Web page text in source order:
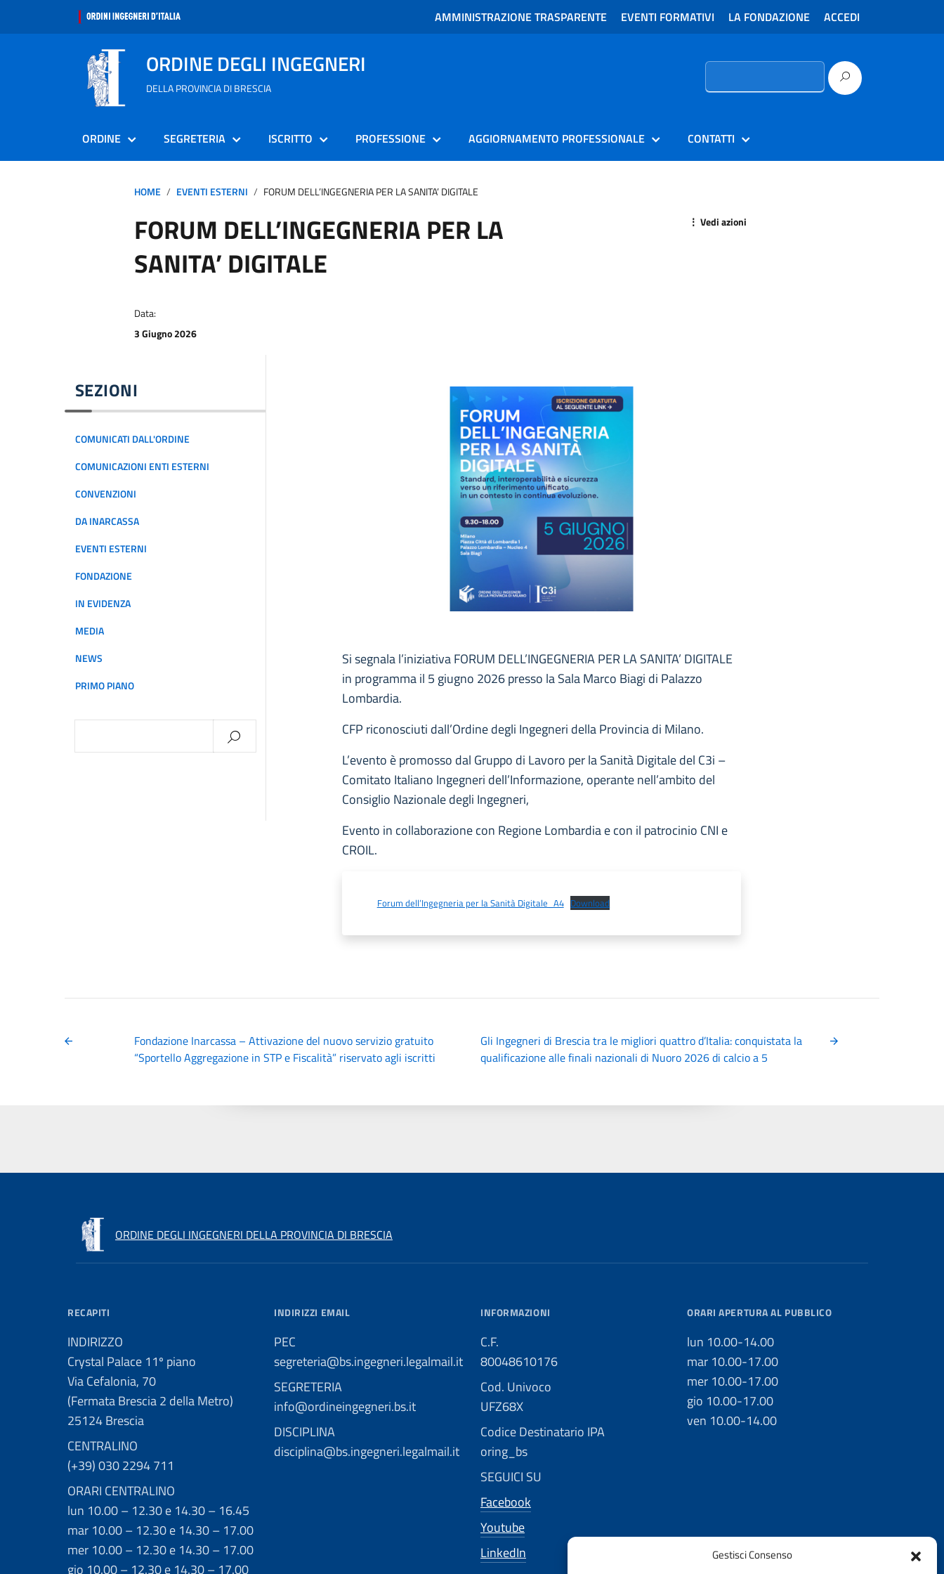
Gestisci Consenso
AMMINISTRAZIONE TRASPARENTE EVENTI FORMATIVI LA FONDAZIONE ACCEDI
ORDINE DEGLI INGEGNERI
DELLA PROVINCIA DI BRESCIA
Ricerca
ORDINE SEGRETERIA ISCRITTO PROFESSIONE AGGIORNAMENTO PROFESSIONALE CONTATTI
HOME EVENTI ESTERNI FORUM DELL’INGEGNERIA PER LA SANITA’ DIGITALE
FORUM DELL’INGEGNERIA PER LA
SANITA’ DIGITALE
⋮ Vedi azioni
Data:
3 Giugno 2026
SEZIONI
COMUNICATI DALL'ORDINE
COMUNICAZIONI ENTI ESTERNI
CONVENZIONI
DA INARCASSA
EVENTI ESTERNI
FONDAZIONE
IN EVIDENZA
MEDIA
NEWS
PRIMO PIANO
per:
Si segnala l’iniziativa FORUM DELL’INGEGNERIA PER LA SANITA’ DIGITALE
in programma il 5 giugno 2026 presso la Sala Marco Biagi di Palazzo
Lombardia.
CFP riconosciuti dall’Ordine degli Ingegneri della Provincia di Milano.
L’evento è promosso dal Gruppo di Lavoro per la Sanità Digitale del C3i –
Comitato Italiano Ingegneri dell’Informazione, operante nell’ambito del
Consiglio Nazionale degli Ingegneri,
Evento in collaborazione con Regione Lombardia e con il patrocinio CNI e
CROIL.
Forum dell’Ingegneria per la Sanità Digitale_A4 Download
Fondazione Inarcassa – Attivazione del nuovo servizio gratuito
“Sportello Aggregazione in STP e Fiscalità” riservato agli iscritti
Gli Ingegneri di Brescia tra le migliori quattro d’Italia: conquistata la
qualificazione alle finali nazionali di Nuoro 2026 di calcio a 5
ORDINE DEGLI INGEGNERI DELLA PROVINCIA DI BRESCIA
RECAPITI
INDIRIZZO
Crystal Palace 11º piano
Via Cefalonia, 70
(Fermata Brescia 2 della Metro)
25124 Brescia
CENTRALINO
(+39) 030 2294 711
ORARI CENTRALINO
lun 10.00 – 12.30 e 14.30 – 16.45
mar 10.00 – 12.30 e 14.30 – 17.00
mer 10.00 – 12.30 e 14.30 – 17.00
gio 10.00 – 12.30 e 14.30 – 17.00
INDIRIZZI EMAIL
PEC
segreteria@bs.ingegneri.legalmail.it
SEGRETERIA
info@ordineingegneri.bs.it
DISCIPLINA
disciplina@bs.ingegneri.legalmail.it
INFORMAZIONI
C.F.
80048610176
Cod. Univoco
UFZ68X
Codice Destinatario IPA
oring_bs
SEGUICI SU
Facebook
Youtube
LinkedIn
ORARI APERTURA AL PUBBLICO
lun 10.00-14.00
mar 10.00-17.00
mer 10.00-17.00
gio 10.00-17.00
ven 10.00-14.00